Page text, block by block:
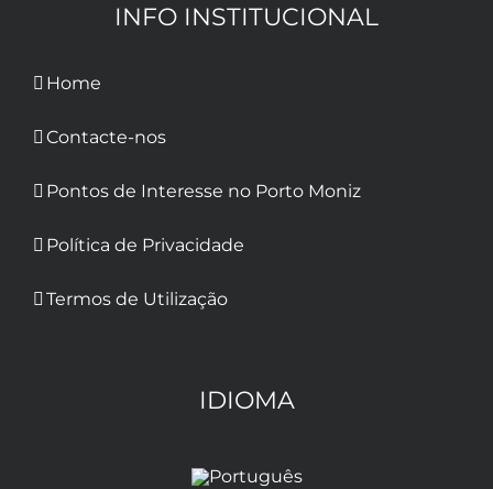
INFO INSTITUCIONAL
Home
Contacte-nos
Pontos de Interesse no Porto Moniz
Política de Privacidade
Termos de Utilização
IDIOMA